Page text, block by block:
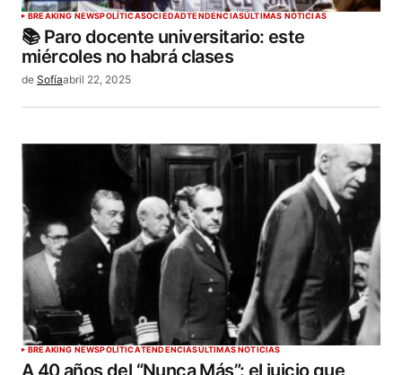
BREAKING NEWSPOLÍTICASOCIEDADTENDENCIASÚLTIMAS NOTICIAS
📚 Paro docente universitario: este
miércoles no habrá clases
de Sofíaabril 22, 2025
BREAKING NEWSPOLÍTICATENDENCIASÚLTIMAS NOTICIAS
A 40 años del “Nunca Más”: el juicio que